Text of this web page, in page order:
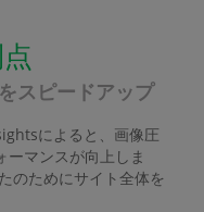
スピードアップ
によると、画像圧
マンスが向上しま
のためにサイト全体を